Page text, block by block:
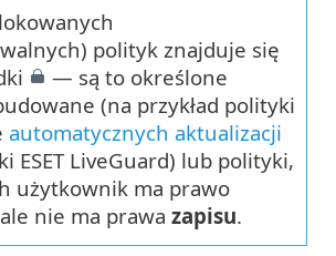
polityk znajduje się
— są to określone
(na przykład polityki
automatycznych aktualizacji
ESET LiveGuard) lub polityki,
użytkownik ma prawo
nie ma prawa zapisu.